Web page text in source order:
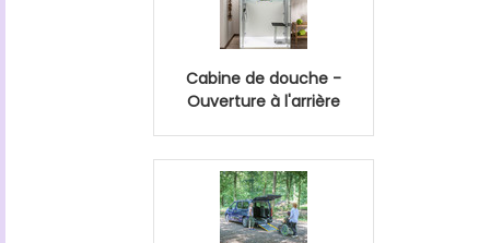
Cabine de douche -
Ouverture à l'arrière